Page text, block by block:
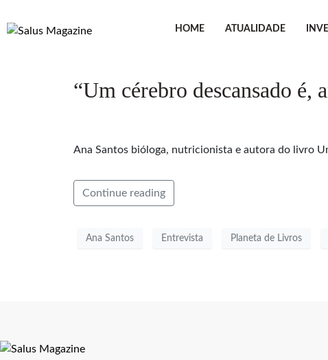
HOME ATUALIDADE
“Um cérebro descansado é,
Ana Santos bióloga, nutricionista e autora do livro
Continue reading
Ana Santos Entrevista Planeta de Livros